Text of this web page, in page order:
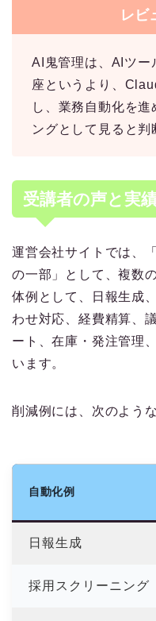
レビ
AI鬼管理は、AIツー
座というより、
し、業務自動化を
ングとして見ると判
受講者の声と実
運営会社サイトでは、
の一部」として、複数
体例として、日報生成
わせ対応、経費精算、
ート、在庫・発注管理
います。
削減例には、次のよう
自動化例
日報生成
採用スクリーニング